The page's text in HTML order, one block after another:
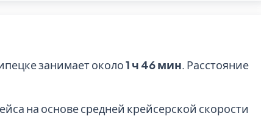
занимает около1 ч 46 мин. Расстояние
на основе средней крейсерской скорости